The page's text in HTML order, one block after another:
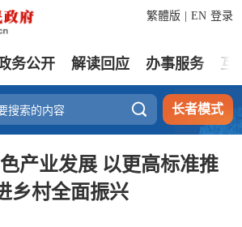
登录
繁體版 EN
务公开 解读回应 办事服务 互
 长者模式
产业发展 以更高标准推
乡村全面振兴